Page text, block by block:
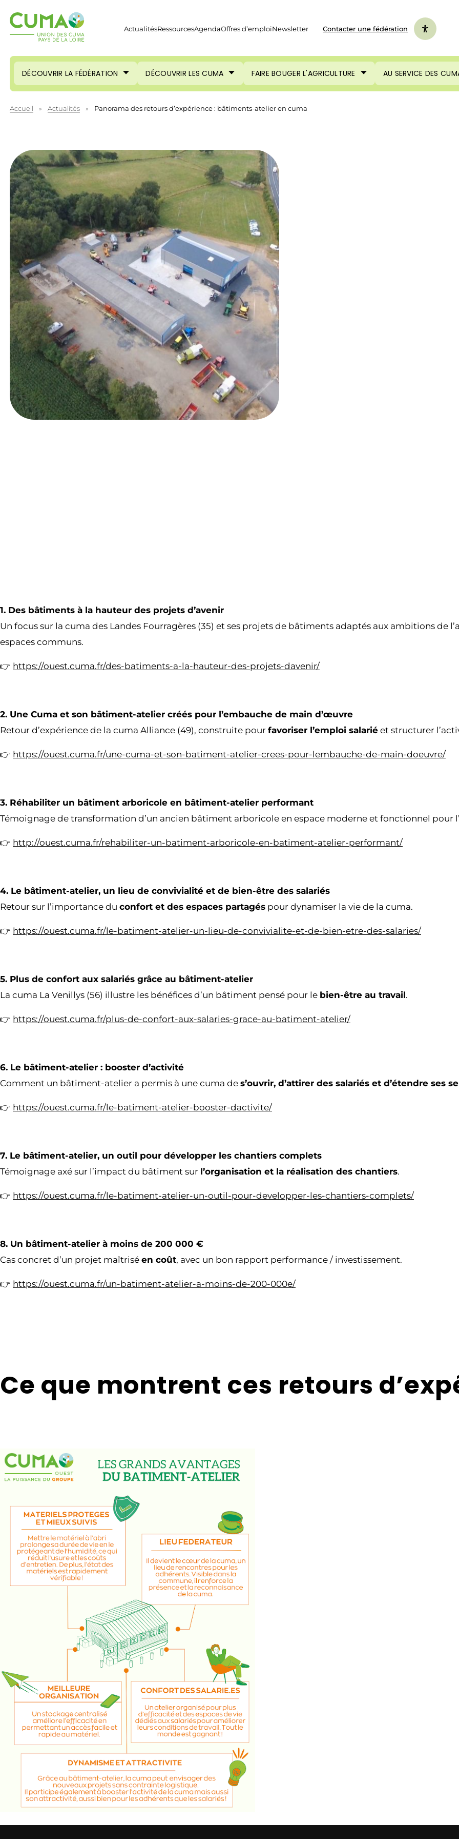
ActualitésRessourcesAgendaOffres d’emploiNewsletter Contacter une fédération
DÉCOUVRIR LA FÉDÉRATION DÉCOUVRIR LES CUMA FAIRE BOUGER L'AGRICULTURE AU SERVICE DES
Accueil » Actualités » Panorama des retours d’expérience : bâtiments-atelier en cuma
1. Des bâtiments à la hauteur des projets d’avenir
Un focus sur la cuma des Landes Fourragères (35) et ses projets de bâtiments adaptés aux ambitions de
espaces communs.
👉 https://ouest.cuma.fr/des-batiments-a-la-hauteur-des-projets-davenir/
2. Une Cuma et son bâtiment-atelier créés pour l’embauche de main d’œuvre
Retour d’expérience de la cuma Alliance (49), construite pour favoriser l’emploi salarié et structurer
👉 https://ouest.cuma.fr/une-cuma-et-son-batiment-atelier-crees-pour-lembauche-de-main-doeuvre/
3. Réhabiliter un bâtiment arboricole en bâtiment-atelier performant
Témoignage de transformation d’un ancien bâtiment arboricole en espace moderne et fonctionnel pour
👉 http://ouest.cuma.fr/rehabiliter-un-batiment-arboricole-en-batiment-atelier-performant/
4. Le bâtiment-atelier, un lieu de convivialité et de bien-être des salariés
Retour sur l’importance du confort et des espaces partagés pour dynamiser la vie de la cuma.
👉 https://ouest.cuma.fr/le-batiment-atelier-un-lieu-de-convivialite-et-de-bien-etre-des-salaries/
5. Plus de confort aux salariés grâce au bâtiment-atelier
La cuma La Venillys (56) illustre les bénéfices d’un bâtiment pensé pour le bien-être au travail.
👉 https://ouest.cuma.fr/plus-de-confort-aux-salaries-grace-au-batiment-atelier/
6. Le bâtiment-atelier : booster d’activité
Comment un bâtiment-atelier a permis à une cuma de s’ouvrir, d’attirer des salariés et d’étendre ses
👉 https://ouest.cuma.fr/le-batiment-atelier-booster-dactivite/
7. Le bâtiment-atelier, un outil pour développer les chantiers complets
Témoignage axé sur l’impact du bâtiment sur l’organisation et la réalisation des chantiers.
👉 https://ouest.cuma.fr/le-batiment-atelier-un-outil-pour-developper-les-chantiers-complets/
8. Un bâtiment-atelier à moins de 200 000 €
Cas concret d’un projet maîtrisé en coût, avec un bon rapport performance / investissement.
👉 https://ouest.cuma.fr/un-batiment-atelier-a-moins-de-200-000e/
Ce que montrent ces retours